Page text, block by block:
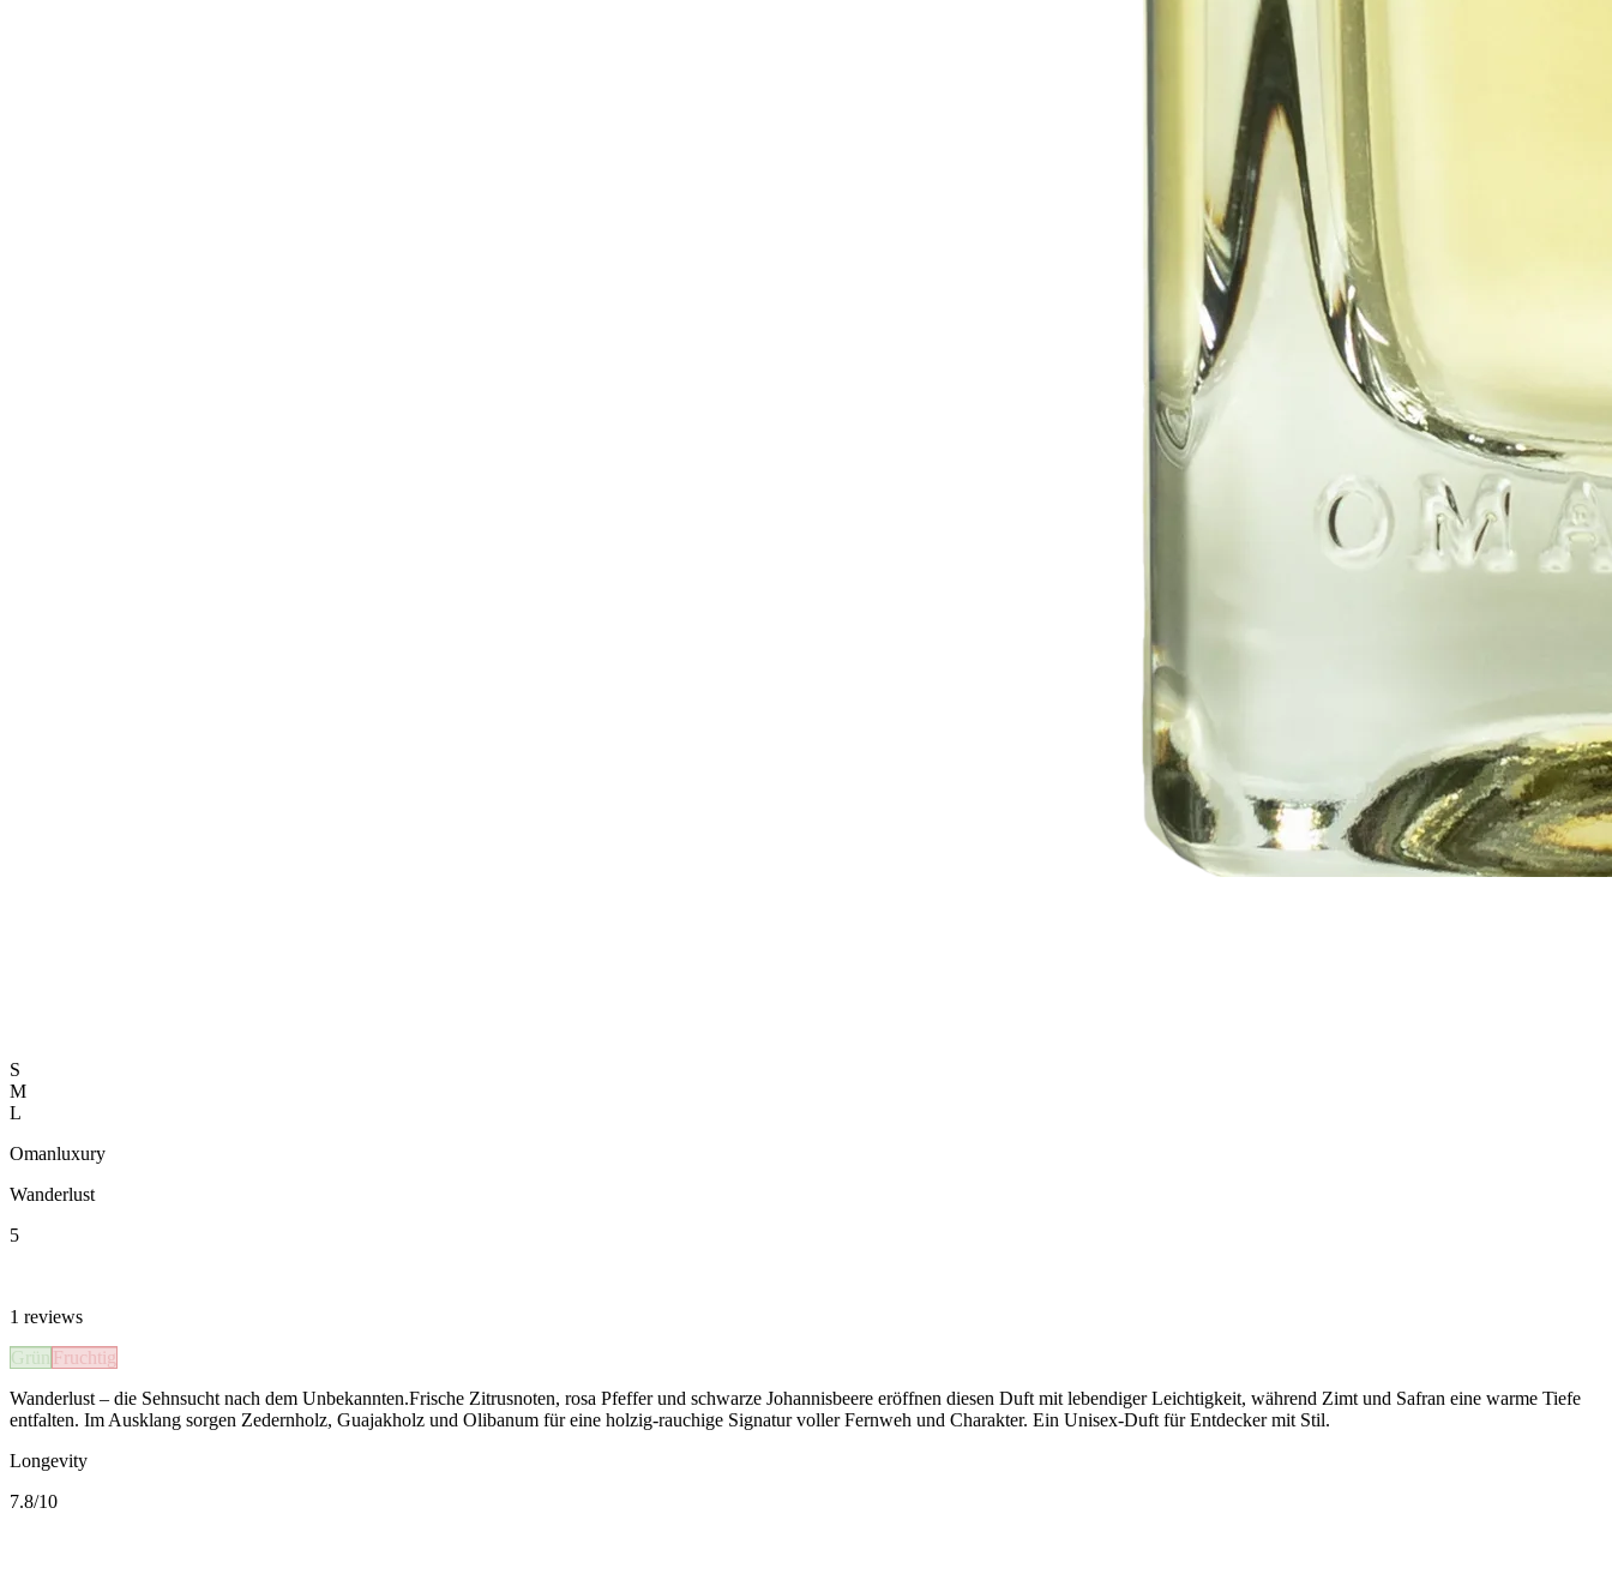
S
M
L
Omanluxury
Wanderlust
5
1 reviews
Grün Fruchtig
Wanderlust – die Sehnsucht nach dem Unbekannten.Frische Zitrusnoten, rosa Pfeffer und schwarze Johannisbeere eröffnen diesen Duft mit lebendiger Leichtigkeit, während Zimt und Safran eine warme Tiefe
entfalten. Im Ausklang sorgen Zedernholz, Guajakholz und Olibanum für eine holzig-rauchige Signatur voller Fernweh und Charakter. Ein Unisex-Duft für Entdecker mit Stil.
Longevity
7.8/10